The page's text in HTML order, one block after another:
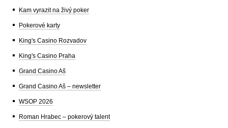
Kam vyrazit na živý poker
Pokerové karty
King's Casino Rozvadov
King's Casino Praha
Grand Casino Aš
Grand Casino Aš – newsletter
WSOP 2026
Roman Hrabec – pokerový talent